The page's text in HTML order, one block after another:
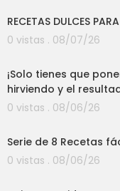
RECETAS DULCES
0 vistas . 08/07/26
¡Solo tienes que
hirviendo y el
0 vistas . 08/06/26
Serie de 8 Recetas
0 vistas . 08/06/26